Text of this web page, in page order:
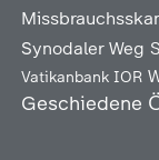
Synodaler Weg
Vatikanbank IOR
Geschiedene